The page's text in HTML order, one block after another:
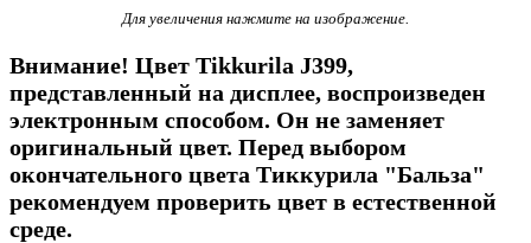
Для увеличения нажмите на изображение.
Внимание! Цвет Tikkurila J399,
представленный на дисплее, воспроизведен
электронным способом. Он не заменяет
оригинальный цвет. Перед выбором
окончательного цвета Тиккурила "Бальза"
рекомендуем проверить цвет в естественной
среде.